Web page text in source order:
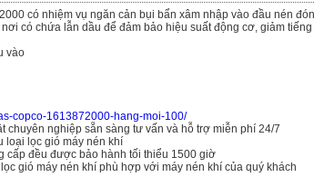
có nhiệm vụ ngăn cản bụi bẩn xâm nhập vào đầu nén
có chứa lẫn dầu để đảm bảo hiệu suất động cơ, giảm tiếng
vào
copco-1613872000-hang-moi-100/
chuyên nghiệp sẵn sàng tư vấn và hỗ trợ miễn phí 24/7
loại lọc gió máy nén khí
cấp đều được bảo hành tối thiểu 1500 giờ
gió máy nén khí phù hợp với máy nén khí của quý khách